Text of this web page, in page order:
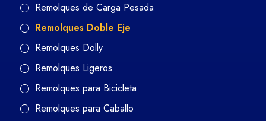
Remolques de Carga Pesada
Remolques Doble Eje
Remolques Dolly
Remolques Ligeros
Remolques para Bicicleta
Remolques para Caballo